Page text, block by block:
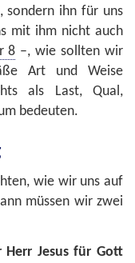
sondern ihn für uns
mit ihm nicht auch
8 –, wie sollten wir
Art und Weise
als Last, Qual,
bedeuten.
wie wir uns auf
müssen wir zwei
Herr Jesus für Gott